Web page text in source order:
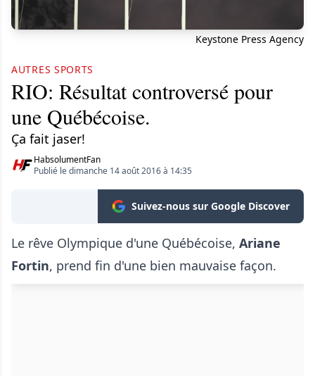
Keystone Press Agency
AUTRES SPORTS
RIO: Résultat controversé pour
une Québécoise.
Ça fait jaser!
HabsolumentFan
Publié le dimanche 14 août 2016 à 14:35
Suivez-nous sur Google Discover
Le rêve Olympique d'une Québécoise, Ariane
Fortin, prend fin d'une bien mauvaise façon.